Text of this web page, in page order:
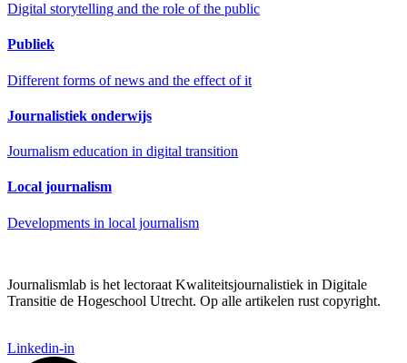
Digital storytelling and the role of the public
Publiek
Different forms of news and the effect of it
Journalistiek onderwijs
Journalism education in digital transition
Local journalism
Developments in local journalism
Journalismlab is het lectoraat Kwaliteitsjournalistiek in Digitale
Transitie de Hogeschool Utrecht. Op alle artikelen rust copyright.
Linkedin-in